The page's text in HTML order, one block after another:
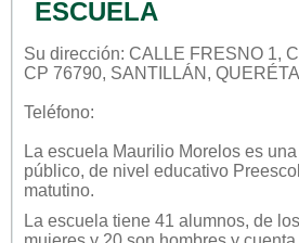
ESCUELA
Su dirección: CALLE FRESNO 1,
CP 76790, SANTILLÁN,
Teléfono:
La escuela Maurilio Morelos es
público, de nivel educativo
matutino.
La escuela tiene 41 alumnos, de